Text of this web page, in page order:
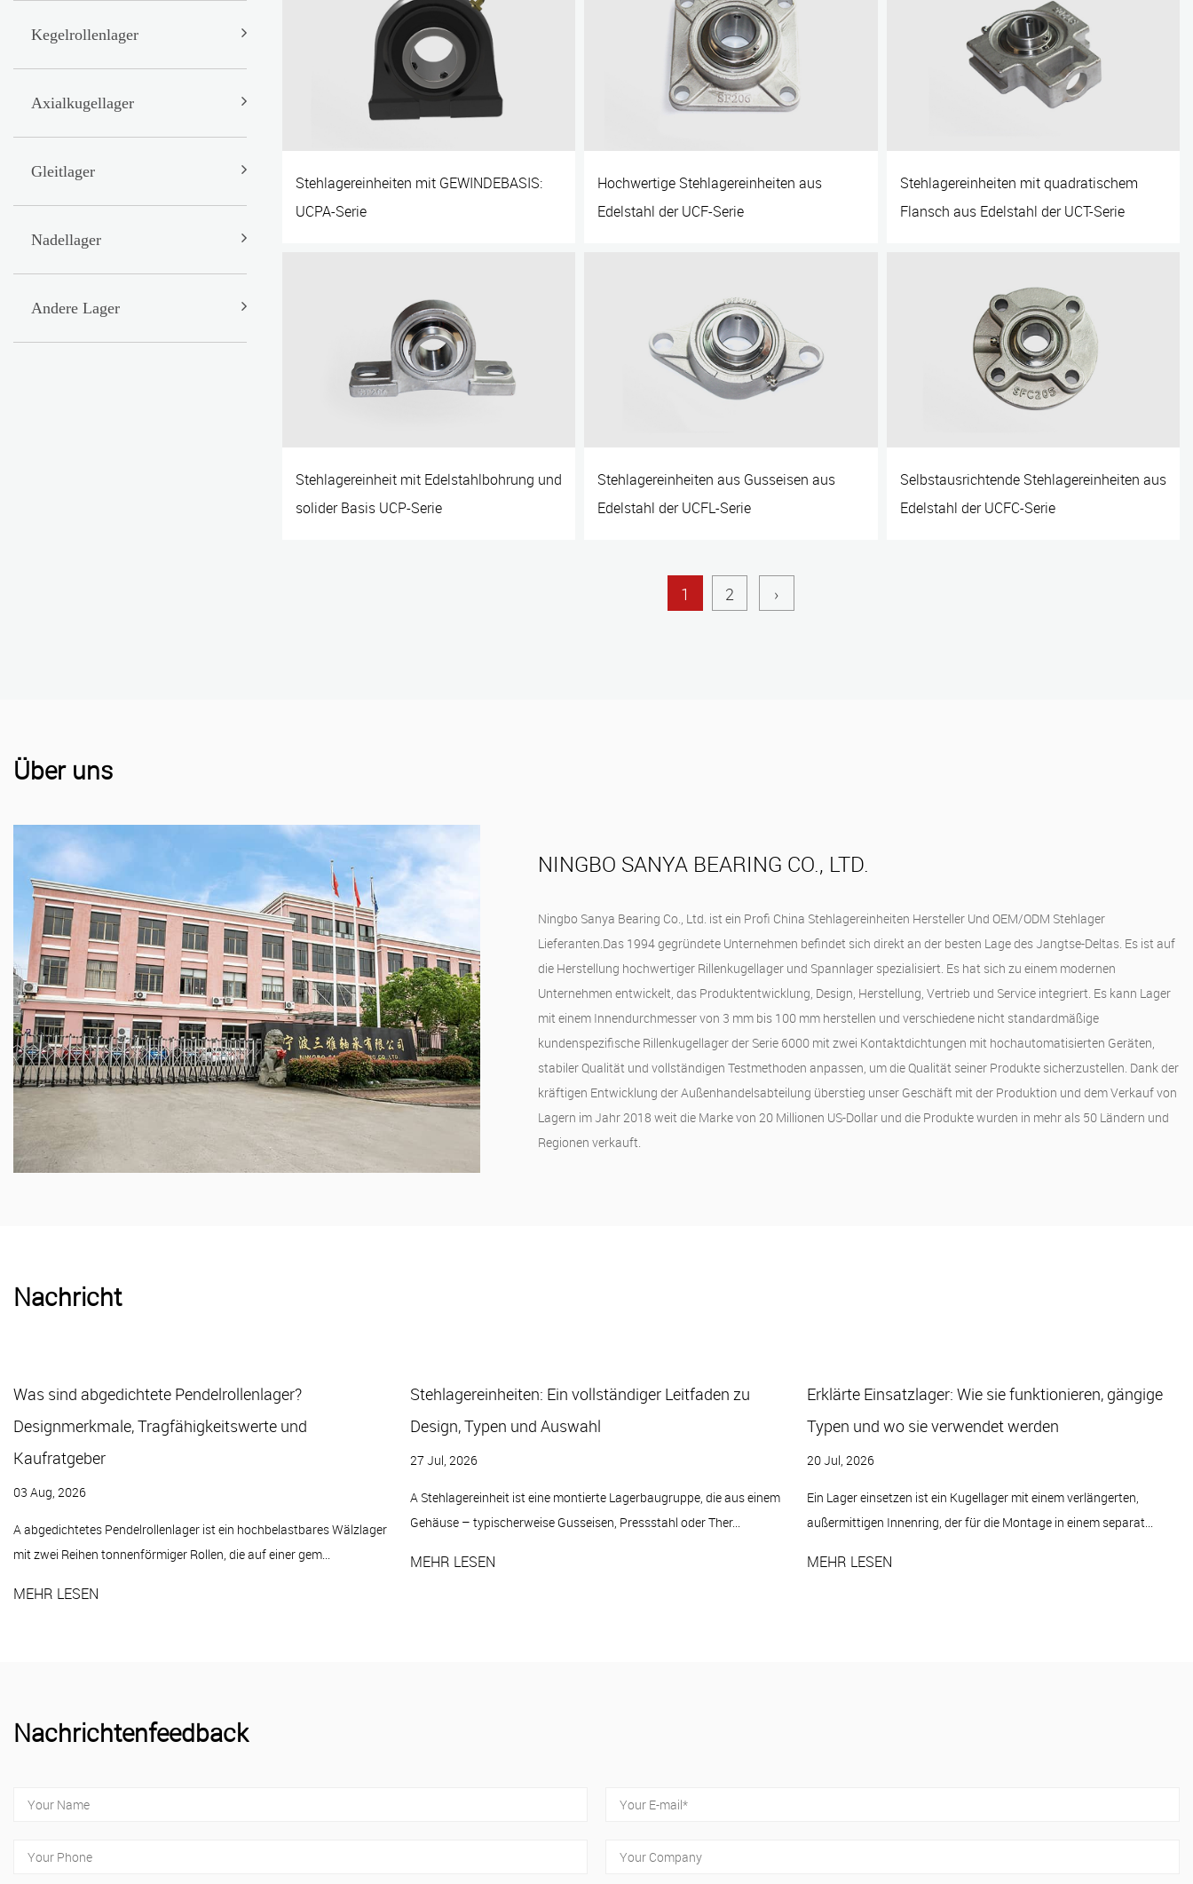
Kegelrollenlager
Axialkugellager
Gleitlager
Nadellager
Andere Lager
Stehlagereinheiten mit GEWINDEBASIS:
UCPA-Serie
Hochwertige Stehlagereinheiten aus
Edelstahl der UCF-Serie
Stehlagereinheiten mit quadratischem
Flansch aus Edelstahl der UCT-Serie
Stehlagereinheit mit Edelstahlbohrung und
solider Basis UCP-Serie
Stehlagereinheiten aus Gusseisen aus
Edelstahl der UCFL-Serie
Selbstausrichtende Stehlagereinheiten aus
Edelstahl der UCFC-Serie
1 2 ›
Über uns
NINGBO SANYA BEARING CO., LTD.
Ningbo Sanya Bearing Co., Ltd. ist ein Profi China Stehlagereinheiten Hersteller UndOEM/ODM Stehlager
Lieferanten.Das 1994 gegründete Unternehmen befindet sich direkt an der besten Lage des Jangtse-Deltas. Es ist auf
die Herstellung hochwertiger Rillenkugellager und Spannlager spezialisiert. Es hat sich zu einem modernen
Unternehmen entwickelt, das Produktentwicklung, Design, Herstellung, Vertrieb und Service integriert. Es kann Lager
mit einem Innendurchmesser von 3 mm bis 100 mm herstellen und verschiedene nicht standardmäßige
kundenspezifische Rillenkugellager der Serie 6000 mit zwei Kontaktdichtungen mit hochautomatisierten Geräten,
stabiler Qualität und vollständigen Testmethoden anpassen, um die Qualität seiner Produkte sicherzustellen. Dank der
kräftigen Entwicklung der Außenhandelsabteilung überstieg unser Geschäft mit der Produktion und dem Verkauf von
Lagern im Jahr 2018 weit die Marke von 20 Millionen US-Dollar und die Produkte wurden in mehr als 50 Ländern und
Regionen verkauft.
Nachricht
Stehlagereinheiten: Ein vollständiger Leitfaden zu
Design, Typen und Auswahl
27 Jul, 2026
A Stehlagereinheit ist eine montierte Lagerbaugruppe, die aus einem
Gehäuse – typischerweise Gusseisen, Pressstahl oder Ther...
MEHR LESEN
Erklärte Einsatzlager: Wie sie funktionieren, gängige
Typen und wo sie verwendet werden
20 Jul, 2026
Ein Lager einsetzen ist ein Kugellager mit einem verlängerten,
außermittigen Innenring, der für die Montage in einem separat...
MEHR LESEN
So verlängern Sie die Lebensdauer von
Rillenkugellagern
13 Jul, 2026
Der größte Einzelfaktor bei der Verlängerung Rillenkugellager
Lebensdauer ist richtige Schmierung kombiniert mit korrekter Inst...
MEHR LESEN
Nachrichtenfeedback